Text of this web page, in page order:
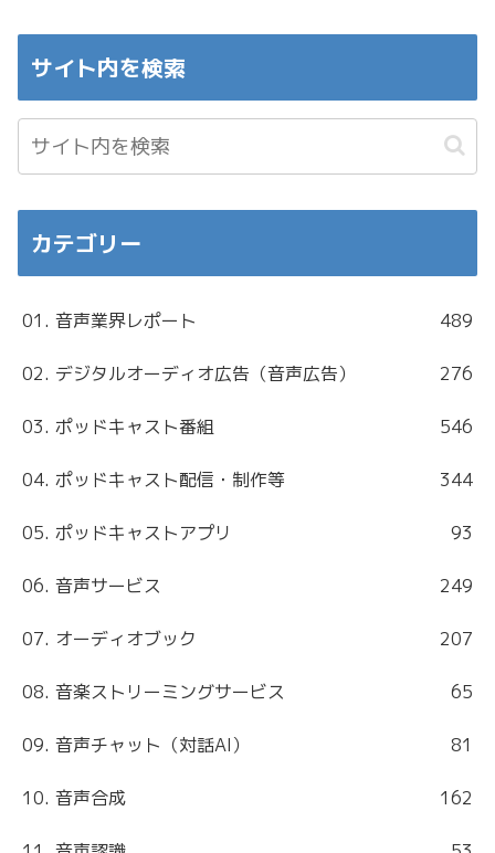
サイト内を検索
カテゴリー
01. 音声業界レポート 489
02. デジタルオーディオ広告（音声広告） 276
03. ポッドキャスト番組 546
04. ポッドキャスト配信・制作等 344
05. ポッドキャストアプリ 93
06. 音声サービス 249
07. オーディオブック 207
08. 音楽ストリーミングサービス 65
09. 音声チャット（対話AI） 81
10. 音声合成 162